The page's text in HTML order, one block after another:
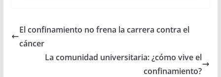
El confinamiento no frena la carrera contra el
cáncer
La comunidad universitaria: ¿cómo vive el
confinamiento?